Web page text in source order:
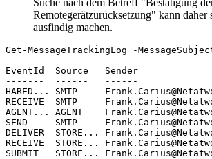
Remotegerätzurücksetzung" kann daher
ausfindig machen.
Get-MessageTrackingLog -
EventId  Source   Sender
-------  ------   ------
HARED... SMTP
RECEIVE  SMTP
AGENT... AGENT
SEND     SMTP
DELIVER  STORE...
RECEIVE  STORE...
SUBMIT   STORE...